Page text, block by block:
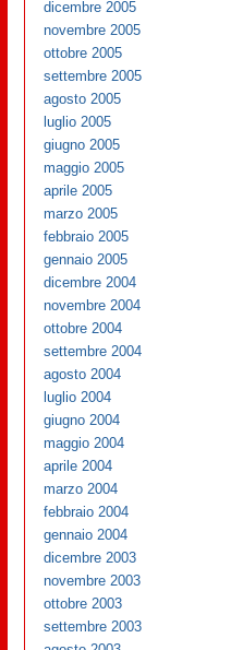
dicembre 2005
novembre 2005
ottobre 2005
settembre 2005
agosto 2005
luglio 2005
giugno 2005
maggio 2005
aprile 2005
marzo 2005
febbraio 2005
gennaio 2005
dicembre 2004
novembre 2004
ottobre 2004
settembre 2004
agosto 2004
luglio 2004
giugno 2004
maggio 2004
aprile 2004
marzo 2004
febbraio 2004
gennaio 2004
dicembre 2003
novembre 2003
ottobre 2003
settembre 2003